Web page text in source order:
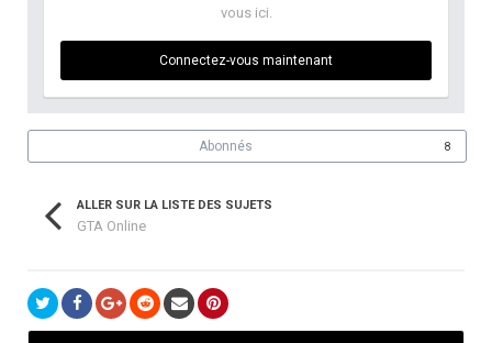
vous ici.
Connectez-vous maintenant
Abonnés 8
ALLER SUR LA LISTE DES SUJETS
GTA Online